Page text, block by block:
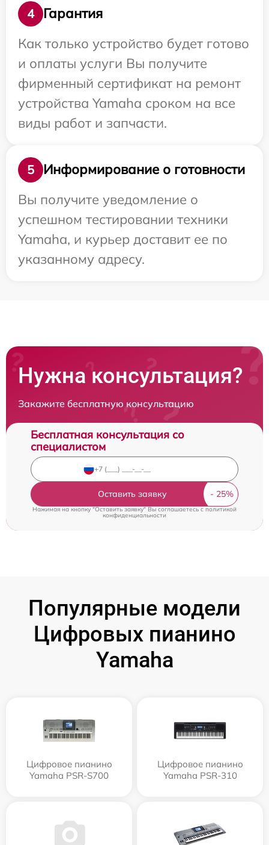
4
Гарантия
Как только устройство будет готово
и оплаты услуги Вы получите
фирменный сертификат на ремонт
устройства Yamaha сроком на все
виды работ и запчасти.
5
Информирование о готовности
Вы получите уведомление о
успешном тестировании техники
Yamaha, и курьер доставит ее по
указанному адресу.
Нужна консультация?
Закажите бесплатную консультацию
Бесплатная консультация со
специалистом
Оставить заявку
Нажимая на кнопку "Оставить заявку" Вы соглашаетесь cполитикой
конфиденциальности
Популярные модели
Цифровых пианино
Yamaha
Цифровое пианино
Yamaha PSR-S700
Цифровое пианино
Yamaha PSR-310